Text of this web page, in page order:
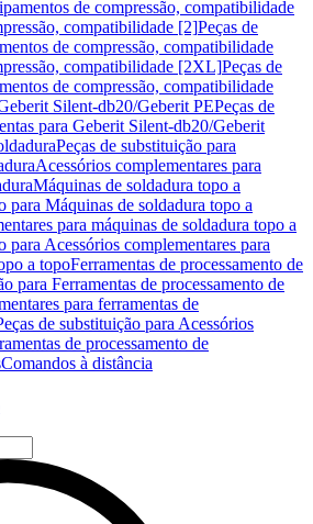
de compressão, compatibilidade
compatibilidade [2]Peças de
de compressão, compatibilidade
compatibilidade [2XL]Peças de
de compressão, compatibilidade
Silent-db20/Geberit PEPeças de
para Geberit Silent-db20/Geberit
Peças de substituição para
Acessórios complementares para
Máquinas de soldadura topo a
para Máquinas de soldadura topo a
para máquinas de soldadura topo a
para Acessórios complementares para
a topoFerramentas de processamento de
para Ferramentas de processamento de
para ferramentas de
de substituição para Acessórios
de processamento de
Comandos à distância